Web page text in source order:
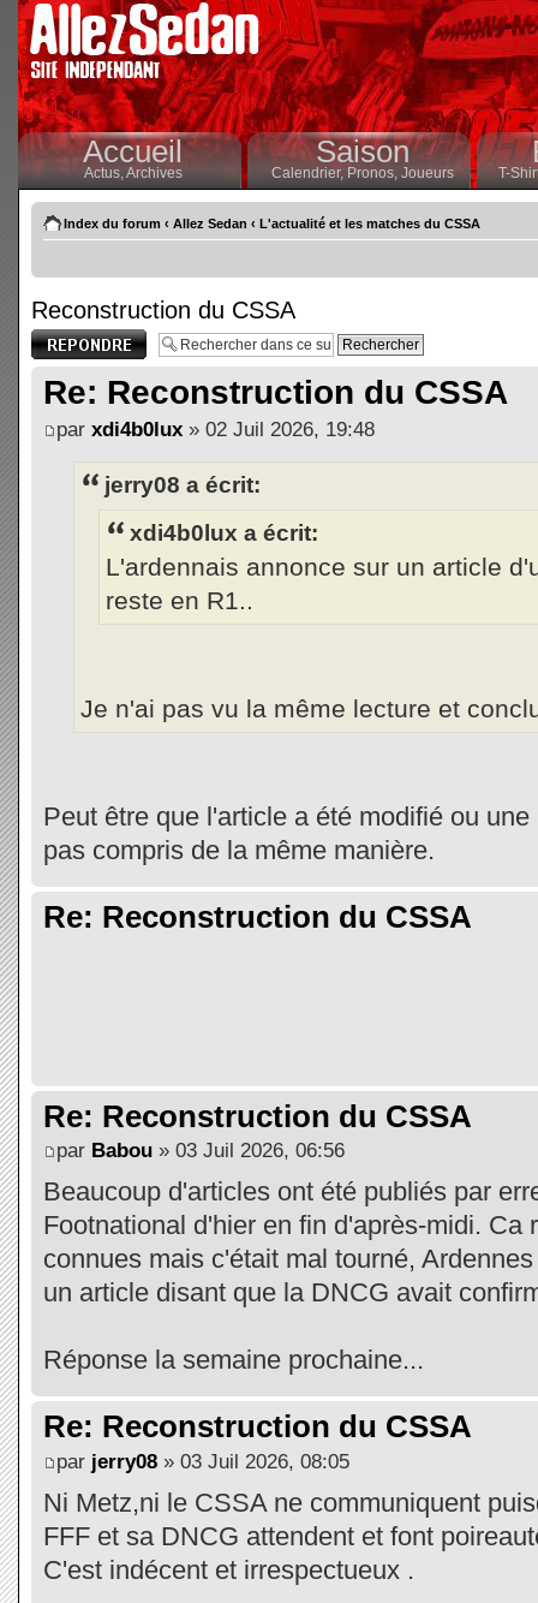
Accueil
Actus,Archives
Saison
Calendrier,Pronos, Joueurs T-
Index du forum ‹ Allez Sedan ‹ L'actualité et les matches du CSSA
Reconstruction du CSSA
Publier une
réponse
Re: Reconstruction du CSSA
par xdi4b0lux » 02 Juil 2026, 19:48
jerry08 a écrit:
xdi4b0lux a écrit:
L'ardennais annonce sur un article
reste en R1..
Je n'ai pas vu la même lecture et
Peut être que l'article a été modifié ou
pas compris de la même manière.
Re: Reconstruction du CSSA
Re: Reconstruction du CSSA
par Babou » 03 Juil 2026, 06:56
Beaucoup d'articles ont été publiés par
Footnational d'hier en fin d'après-midi. Ca
connues mais c'était mal tourné,
un article disant que la DNCG avait
Réponse la semaine prochaine...
Re: Reconstruction du CSSA
par jerry08 » 03 Juil 2026, 08:05
Ni Metz,ni le CSSA ne communiquent
FFF et sa DNCG attendent et font
C'est indécent et irrespectueux .